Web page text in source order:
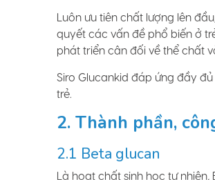
Luôn ưu tiên chất lượng lên
quyết các vấn đề phổ biến ở
phát triển cân đối về thể chất
Siro Glucankid đáp ứng đầy
trẻ.
2. Thành phần,
2.1 Beta glucan
Là hoạt chất sinh học tự